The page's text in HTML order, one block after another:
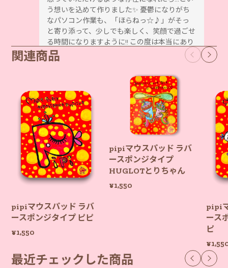
う想いを込めて作りました✨ 憂鬱になりがち
なパソコン作業も、「ほらねっ☆♪」がそっ
と寄り添って、少しでも楽しく、笑顔で過ごせ
る時間になりますように!! この度は本当にあり
がとうございました💕 これからも毎日に小さ
なHappyを届けられる作品づくりを頑張ってま
関連商品
pipiマウスパッド ラバ
ースポンジタイプ ピピ
¥1,550
pipiマウスパッド ラバ
ースポンジタイプ
HUGLOTとりちゃん
¥1,550
pipi
ース
ピ
最近チェックした商品